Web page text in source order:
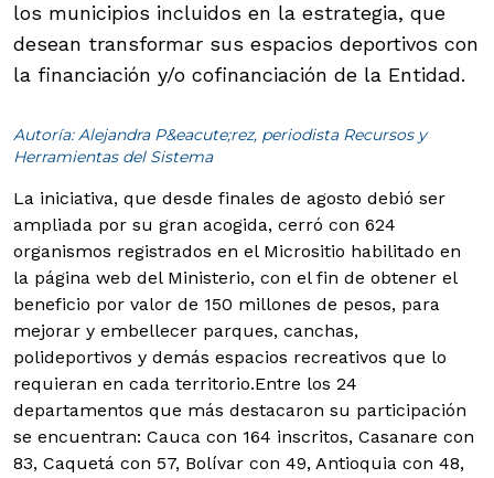
los municipios incluidos en la estrategia, que
desean transformar sus espacios deportivos con
la financiación y/o cofinanciación de la Entidad.
Autoría: Alejandra P&eacute;rez, periodista Recursos y
Herramientas del Sistema
La iniciativa, que desde finales de agosto debió ser
ampliada por su gran acogida, cerró con 624
organismos registrados en el Micrositio habilitado en
la página web del Ministerio, con el fin de obtener el
beneficio por valor de 150 millones de pesos, para
mejorar y embellecer parques, canchas,
polideportivos y demás espacios recreativos que lo
requieran en cada territorio.Entre los 24
departamentos que más destacaron su participación
se encuentran: Cauca con 164 inscritos, Casanare con
83, Caquetá con 57, Bolívar con 49, Antioquia con 48,